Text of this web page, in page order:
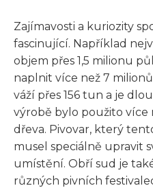
Zajímavosti a kuriozity
fascinující. Například
objem přes 1,5 milionu
naplnit více než 7
váží přes 156 tun a je
výrobě bylo použito
dřeva. Pivovar, který
musel speciálně upravit
umístění. Obří sud je
různých pivních